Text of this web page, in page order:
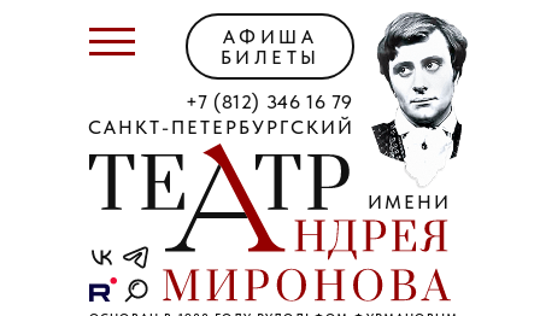
САНКТ-ПЕТЕРБУРГСКИЙ
ИМЕНИ
+7 (812) 346 16 79
АФИША
БИЛЕТЫ